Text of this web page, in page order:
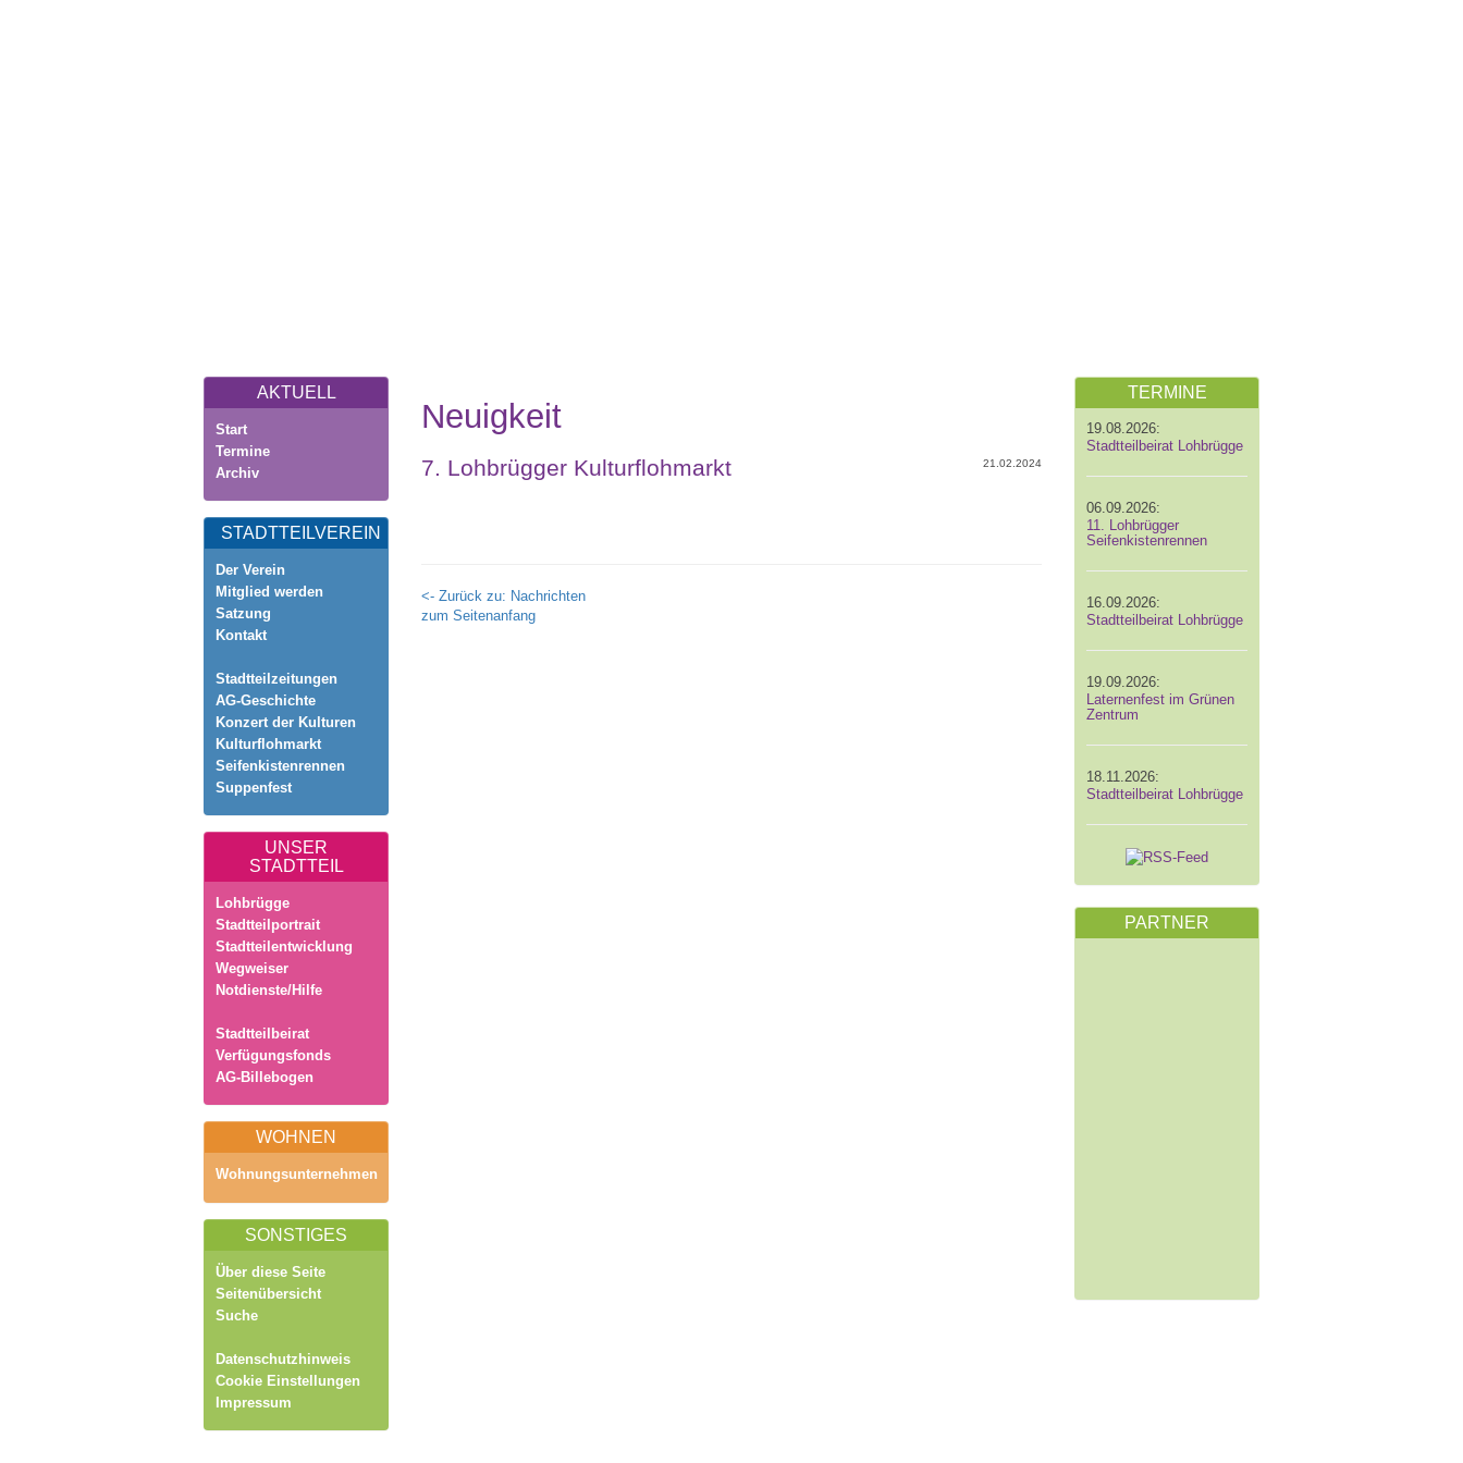
AKTUELL
Start
Termine
Archiv
STADTTEILVEREIN
Der Verein
Mitglied werden
Satzung
Kontakt
Stadtteilzeitungen
AG-Geschichte
Konzert der Kulturen
Kulturflohmarkt
Seifenkistenrennen
Suppenfest
UNSER
STADTTEIL
Lohbrügge
Stadtteilportrait
Stadtteilentwicklung
Wegweiser
Notdienste/Hilfe
Stadtteilbeirat
Verfügungsfonds
AG-Billebogen
WOHNEN
Wohnungsunternehmen
SONSTIGES
Über diese Seite
Seitenübersicht
Suche
Datenschutzhinweis
Cookie Einstellungen
Impressum
Neuigkeit
21.02.2024
7. Lohbrügger Kulturflohmarkt
<- Zurück zu: Nachrichten
zum Seitenanfang
TERMINE
19.08.2026:
Stadtteilbeirat Lohbrügge
06.09.2026:
11. Lohbrügger
Seifenkistenrennen
16.09.2026:
Stadtteilbeirat Lohbrügge
19.09.2026:
Laternenfest im Grünen
Zentrum
18.11.2026:
Stadtteilbeirat Lohbrügge
PARTNER